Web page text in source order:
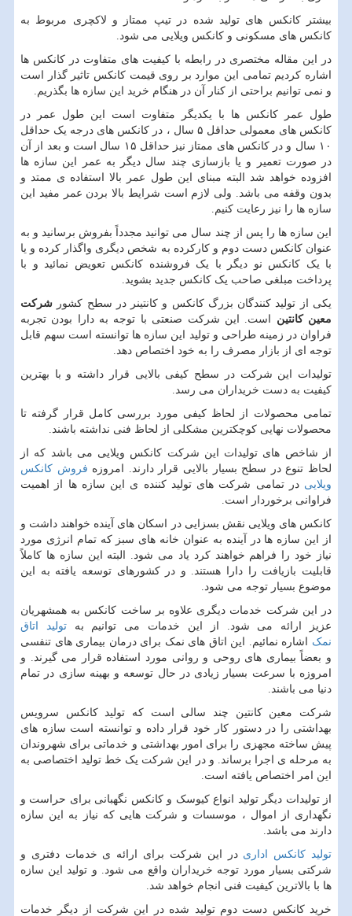
بیشتر کانکس های تولید شده در تیپ ممتاز و لاکچری مربوط به
کانکس های مسکونی و کانکس ویلایی می شود.
در این مقاله مختصری در رابطه با کیفیت های متفاوت در کانکس ها
اشاره کردیم تمامی این موارد بر روی قیمت کانکس تاثیر گذار است
و نمی توانیم براحتی از کنار آن در هنگام خرید این سازه ها بگذریم.
طول عمر کانکس ها با یکدیگر متفاوت است این طول عمر در
کانکس های معمولی حداقل ۵ سال ، در کانکس های درجه یک حداقل
۱۰ سال و در کانکس های ممتاز نیز حداقل ۱۵ سال است و بعد از آن
در صورت تعمیر و یا بازسازی چند سال دیگر به عمر این سازه ها
افزوده خواهد شد البته مبنای این طول عمر بالا استفاده ی ممتد و
بدون وقفه می باشد. ولی لازم است شرایط بالا بردن عمر مفید این
سازه ها را نیز رعایت کنیم.
این سازه ها را پس از چند سال می توانید مجدداً بفروش برسانید و به
عنوان کانکس دست دوم و کارکرده به شخص دیگری واگذار کرده و یا
با یک کانکس نو دیگر با یک فروشنده کانکس تعویض نمائید و با
پرداخت مبلغی صاحب یک کانکس جدید بشوید.
یکی از تولید کنندگان بزرگ کانکس و کانتینر در سطح کشور شرکت
معین کانتین است. این شرکت صنعتی با توجه به دارا بودن تجربه
فراوان در زمینه طراحی و تولید این سازه ها توانسته است سهم قابل
توجه ای از بازار مصرف را به خود اختصاص دهد.
تولیدات این شرکت در سطح کیفی بالایی قرار داشته و با بهترین
کیفیت به دست خریداران می رسد.
تمامی محصولات از لحاظ کیفی مورد بررسی کامل قرار گرفته تا
محصولات نهایی کوچکترین مشکلی از لحاظ فنی نداشته باشند.
از شاخص های تولیدات این شرکت کانکس ویلایی می باشد که از
لحاظ تنوع در سطح بسیار بالایی قرار دارند. امروزه فروش کانکس
ویلایی در تمامی شرکت های تولید کننده ی این سازه ها از اهمیت
فراوانی برخوردار است.
کانکس های ویلایی نقش بسزایی در اسکان های آینده خواهند داشت و
از این سازه ها در آینده به عنوان خانه های سبز که تمام انرژی مورد
نیاز خود را فراهم خواهند کرد یاد می شود. البته این سازه ها کاملاً
قابلیت بازیافت را دارا هستند. و در کشورهای توسعه یافته به این
موضوع بسیار توجه می شود.
در این شرکت خدمات دیگری علاوه بر ساخت کانکس به همشهریان
عزیز ارائه می شود. از این خدمات می توانیم بهتولید اتاق
نمک اشاره نمائیم. این اتاق های نمک برای درمان بیماری های تنفسی
و بعضاً بیماری های روحی و روانی مورد استفاده قرار می گیرند. و
امروزه با سرعت بسیار زیادی در حال توسعه و بهینه سازی در تمام
دنیا می باشند.
شرکت معین کانتین چند سالی است که تولید کانکس سرویس
بهداشتی را در دستور کار خود قرار داده و توانسته است سازه های
پیش ساخته مجهزی را برای امور بهداشتی و خدماتی برای شهروندان
به مرحله ی اجرا برساند. و در این شرکت یک خط تولید اختصاصی به
این امر اختصاص یافته است.
از تولیدات دیگر تولید انواع کیوسک و کانکس نگهبانی برای حراست و
نگهداری از اموال ، موسسات و شرکت هایی که نیاز به این سازه
دارند می باشد.
تولید کانکس اداری در این شرکت برای ارائه ی خدمات دفتری و
شرکتی بسیار مورد توجه خریداران واقع می شود. و تولید این سازه
ها با بالاترین کیفیت فنی انجام خواهد شد.
خرید کانکس دست دوم تولید شده در این شرکت از دیگر خدمات